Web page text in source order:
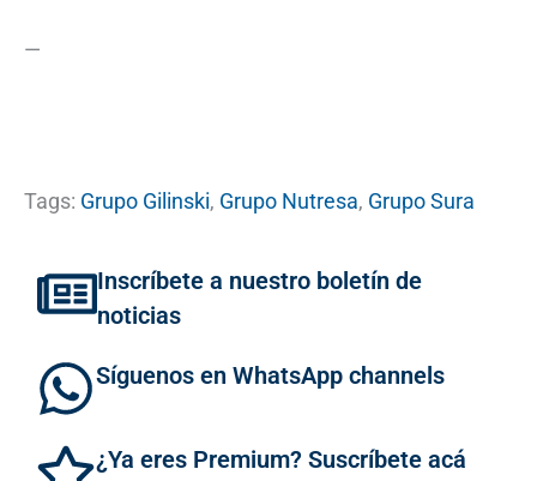
—
Tags: Grupo Gilinski, Grupo Nutresa, Grupo Sura
Inscríbete a nuestro boletín de
noticias
Síguenos en WhatsApp channels
¿Ya eres Premium? Suscríbete acá